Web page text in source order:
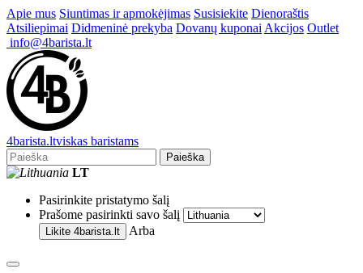
Apie mus Siuntimas ir apmokėjimas Susisiekite Dienoraštis
Atsiliepimai Didmeninė prekyba Dovanų kuponai Akcijos Outlet
info@4barista.lt
4barista.ltviskas baristams
Paieška
LT
Pasirinkite pristatymo šalį
Prašome pasirinkti savo šalį
Likite 4barista.lt Arba